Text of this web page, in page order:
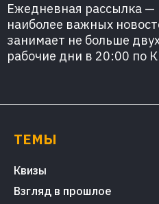
Ежедневная рассылка —
наиболее важных
занимает не больше
рабочие дни в 20:00 по
ТЕМЫ
Квизы
Взгляд в прошлое